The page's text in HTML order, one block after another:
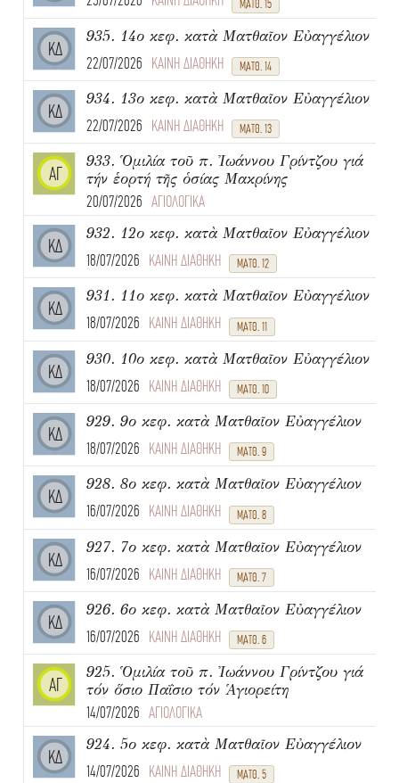
ΜΑΤΘ. 15
ΚΔ
935. 14ο κεφ. κατὰ Ματθαῖον Εὐαγγέλιον
22/07/2026 ΚΑΙΝΗ ΔΙΑΘΗΚΗ ΜΑΤΘ. 14
ΚΔ
934. 13ο κεφ. κατὰ Ματθαῖον Εὐαγγέλιον
22/07/2026 ΚΑΙΝΗ ΔΙΑΘΗΚΗ ΜΑΤΘ. 13
ΑΓ
933. Ὁμιλία τοῦ π. Ἰωάννου Γρίντζου γιά
τήν ἑορτή τῆς ὁσίας Μακρίνης
20/07/2026 ΑΓΙΟΛΟΓΙΚΑ
ΚΔ
932. 12ο κεφ. κατὰ Ματθαῖον Εὐαγγέλιον
18/07/2026 ΚΑΙΝΗ ΔΙΑΘΗΚΗ ΜΑΤΘ. 12
ΚΔ
931. 11ο κεφ. κατὰ Ματθαῖον Εὐαγγέλιον
18/07/2026 ΚΑΙΝΗ ΔΙΑΘΗΚΗ ΜΑΤΘ. 11
ΚΔ
930. 10ο κεφ. κατὰ Ματθαῖον Εὐαγγέλιον
18/07/2026 ΚΑΙΝΗ ΔΙΑΘΗΚΗ ΜΑΤΘ. 10
ΚΔ
929. 9ο κεφ. κατὰ Ματθαῖον Εὐαγγέλιον
18/07/2026 ΚΑΙΝΗ ΔΙΑΘΗΚΗ ΜΑΤΘ. 9
ΚΔ
928. 8ο κεφ. κατὰ Ματθαῖον Εὐαγγέλιον
16/07/2026 ΚΑΙΝΗ ΔΙΑΘΗΚΗ ΜΑΤΘ. 8
ΚΔ
927. 7ο κεφ. κατὰ Ματθαῖον Εὐαγγέλιον
16/07/2026 ΚΑΙΝΗ ΔΙΑΘΗΚΗ ΜΑΤΘ. 7
ΚΔ
926. 6ο κεφ. κατὰ Ματθαῖον Εὐαγγέλιον
16/07/2026 ΚΑΙΝΗ ΔΙΑΘΗΚΗ ΜΑΤΘ. 6
ΑΓ
925. Ὁμιλία τοῦ π. Ἰωάννου Γρίντζου γιά
τόν ὅσιο Παΐσιο τόν Ἁγιορείτη
14/07/2026 ΑΓΙΟΛΟΓΙΚΑ
ΚΔ
924. 5ο κεφ. κατὰ Ματθαῖον Εὐαγγέλιον
14/07/2026 ΚΑΙΝΗ ΔΙΑΘΗΚΗ ΜΑΤΘ. 5